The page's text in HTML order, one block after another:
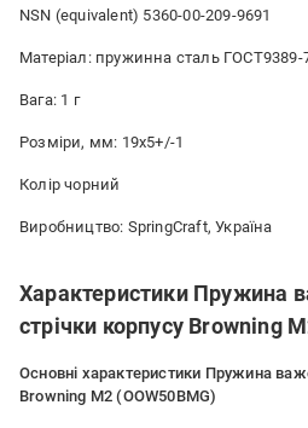
NSN (equivalent) 5360-00-209-9691
Матеріал: пружинна сталь ГОСТ9389-
Вага: 1 г
Розміри, мм: 19х5+/-1
Колір чорний
Виробництво: SpringCraft, Україна
Характеристики Пружина
стрічки корпусу Browning
Основні характеристики Пружина
Browning M2 (OOW50BMG)